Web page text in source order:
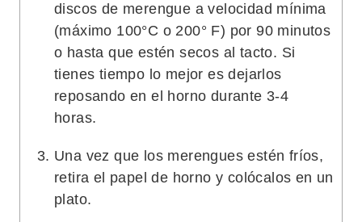
discos de merengue a velocidad mínima
(máximo 100°C o 200° F) por 90 minutos
o hasta que estén secos al tacto. Si
tienes tiempo lo mejor es dejarlos
reposando en el horno durante 3-4
horas.
Una vez que los merengues estén fríos,
retira el papel de horno y colócalos en un
plato.